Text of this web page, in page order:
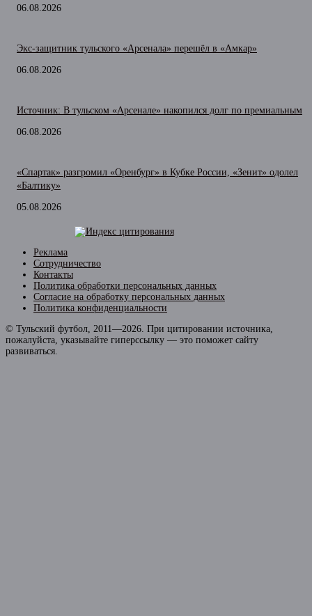
06.08.2026
Экс-защитник тульского «Арсенала» перешёл в «Амкар»
06.08.2026
Источник: В тульском «Арсенале» накопился долг по премиальным
06.08.2026
«Спартак» разгромил «Оренбург» в Кубке России, «Зенит» одолел
«Балтику»
05.08.2026
Реклама
Сотрудничество
Контакты
Политика обработки персональных данных
Согласие на обработку персональных данных
Политика конфиденциальности
© Тульский футбол, 2011—2026. При цитировании источника,
пожалуйста, указывайте гиперссылку — это поможет сайту
развиваться.